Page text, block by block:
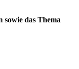
das The­ma